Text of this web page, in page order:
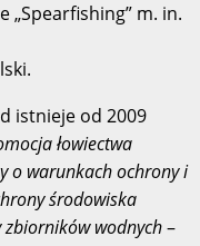
„Spearfishing” m. in.
istnieje od 2009
łowiectwa
o warunkach ochrony i
środowiska
zbiorników wodnych–